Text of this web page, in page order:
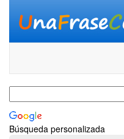
Búsqueda personalizada